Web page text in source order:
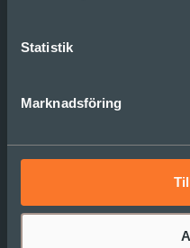
Statistik
Marknadsföring
nyhetsbrev
Insight. Det vill du